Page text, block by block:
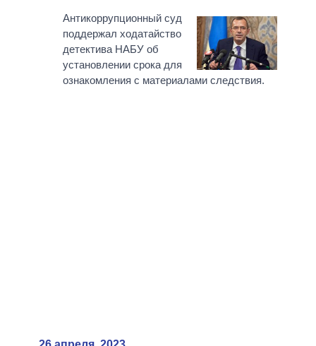
Антикоррупционный суд
поддержал ходатайство
детектива НАБУ об
установлении срока для
ознакомления с материалами следствия.